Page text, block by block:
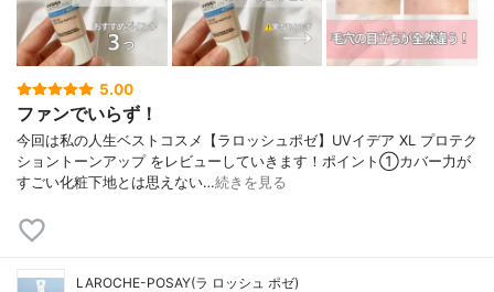
5.00
ファンでいらず！
今回は私の人生ベストコスメ【ラロッシュポゼ】UVイデア XL プロテク
ショントーンアップ をレビューしていきます！ポイント①カバー力が
すごい化粧下地とは思えない…続きを見る
LAROCHE-POSAY(ラ ロッシュ ポゼ)